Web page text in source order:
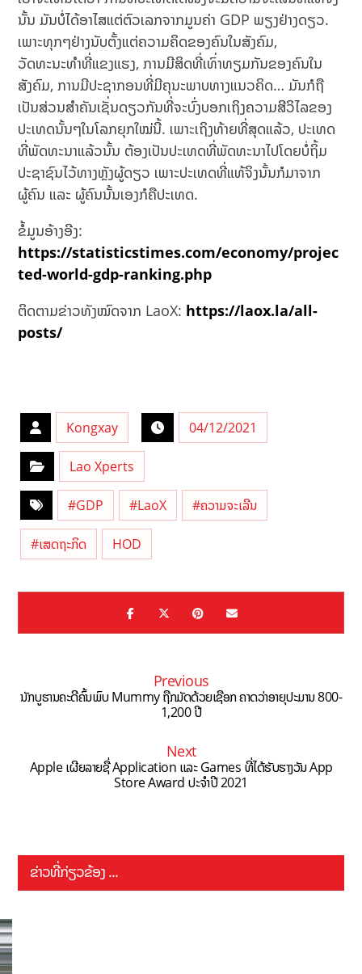
ນັ້ນ ມັນບໍ່ໄດ້ອາໄສແຕ່ຕົວເລກຈາກມູນຄ່າ GDP ພຽງຢ່າງດຽວ.
ເພາະທຸກໆຢ່າງນັບຕັ້ງແຕ່ຄວາມຄິດຂອງຄົນໃນສັງຄົມ,
ວັດທະນະທຳທີ່ແຂງແຮງ, ການມີສິດທີ່ເທົ່າທຽມກັນຂອງຄົນໃນ
ສັງຄົມ, ການມີປະຊາກອນທີ່ມີຄຸນະພາບທາງແນວຄິດ… ມັນກໍຖື
ເປັນສ່ວນສຳຄັນເຊັ່ນດຽວກັນທີ່ຈະບົ່ງບອກເຖິງຄວາມສີວິໄລຂອງ
ປະເທດນັ້ນໆໃນໂລກຍຸກໃໝ່ນີ້. ເພາະເຖິງທ້າຍທີ່ສຸດແລ້ວ, ປະເທດ
ທີ່ພັດທະນາແລ້ວນັ້ນ ຕ້ອງເປັນປະເທດທີ່ພັດທະນາໄປໂດຍບໍ່ຖິ້ມ
ປະຊາຊົນໄວ້ທາງຫຼັງຜູ້ດຽວ ເພາະປະເທດທີ່ແທ້ຈິງນັ້ນກໍມາຈາກ
ຜູ້ຄົນ ແລະ ຜູ້ຄົນນັ້ນເອງກໍຄືປະເທດ.
ຂໍ້ມູນອ້າງອີງ:
https://statisticstimes.com/economy/projec
ted-world-gdp-ranking.php
ຕິດຕາມຂ່າວທັງໝົດຈາກ LaoX: https://laox.la/all-
posts/
Kongxay 04/12/2021
Lao Xperts
#GDP #LaoX #ຄວາມຈະເລີນ
#ເສດຖະກິດ HOD
Previous
ນັກບູຮານຄະດີຄົ້ນພົບ Mummy ຖືກມັດດ້ວຍເຊືອກ ຄາດວ່າອາຍຸປະມານ 800-
1,200 ປີ
Next
Apple ເຜີຍລາຍຊື່ Application ແລະ Games ທີ່ໄດ້ຮັບຮາງວັນ App
Store Award ປະຈຳປີ 2021
ຂ່າວທີ່ກ່ຽວຂ້ອງ ...